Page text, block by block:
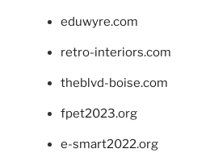
eduwyre.com
retro-interiors.com
theblvd-boise.com
fpet2023.org
e-smart2022.org